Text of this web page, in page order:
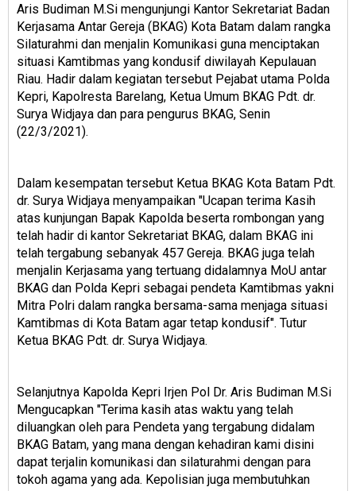
Aris Budiman M.Si mengunjungi Kantor Sekretariat Badan
Kerjasama Antar Gereja (BKAG) Kota Batam dalam rangka
Silaturahmi dan menjalin Komunikasi guna menciptakan
situasi Kamtibmas yang kondusif diwilayah Kepulauan
Riau. Hadir dalam kegiatan tersebut Pejabat utama Polda
Kepri, Kapolresta Barelang, Ketua Umum BKAG Pdt. dr.
Surya Widjaya dan para pengurus BKAG, Senin
(22/3/2021).
Dalam kesempatan tersebut Ketua BKAG Kota Batam Pdt.
dr. Surya Widjaya menyampaikan ″Ucapan terima Kasih
atas kunjungan Bapak Kapolda beserta rombongan yang
telah hadir di kantor Sekretariat BKAG, dalam BKAG ini
telah tergabung sebanyak 457 Gereja. BKAG juga telah
menjalin Kerjasama yang tertuang didalamnya MoU antar
BKAG dan Polda Kepri sebagai pendeta Kamtibmas yakni
Mitra Polri dalam rangka bersama-sama menjaga situasi
Kamtibmas di Kota Batam agar tetap kondusif″. Tutur
Ketua BKAG Pdt. dr. Surya Widjaya.
Selanjutnya Kapolda Kepri Irjen Pol Dr. Aris Budiman M.Si
Mengucapkan ″Terima kasih atas waktu yang telah
diluangkan oleh para Pendeta yang tergabung didalam
BKAG Batam, yang mana dengan kehadiran kami disini
dapat terjalin komunikasi dan silaturahmi dengan para
tokoh agama yang ada. Kepolisian juga membutuhkan